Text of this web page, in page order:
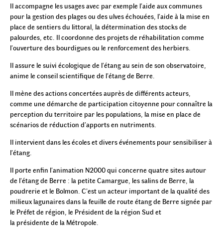
Il accompagne les usages avec par exemple l’aide aux communes
pour la gestion des plages ou des ulves échouées, l’aide à la mise en
place de sentiers du littoral, la détermination des stocks de
palourdes, etc. Il coordonne des projets de réhabilitation comme
l’ouverture des bourdigues ou le renforcement des herbiers.
Il assure le suivi écologique de l’étang au sein de son observatoire,
anime le conseil scientifique de l’étang de Berre.
Il mène des actions concertées auprès de différents acteurs,
comme une démarche de participation citoyenne pour connaître la
perception du territoire par les populations, la mise en place de
scénarios de réduction d’apports en nutriments.
Il intervient dans les écoles et divers événements pour sensibiliser à
l’étang.
Il porte enfin l’animation N2000 qui concerne quatre sites autour
de l’étang de Berre : la petite Camargue, les salins de Berre, la
poudrerie et le Bolmon. C’est un acteur important de la qualité des
milieux lagunaires dans la feuille de route étang de Berre signée par
le Préfet de région, le Président de la région Sud et
la présidente de la Métropole.